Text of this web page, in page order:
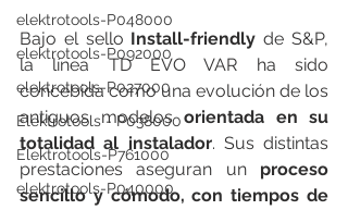
elektrotools-P048000
elektrotools-P092000
elektrotools-P027000
Elektrotools - P038000
Elektrotools-P761000
elektrotools-P040000
Bajo el sello Install-friendly de S&P,
la línea TD EVO VAR ha sido
concebida como una evolución de los
antiguos modelos orientada en su
totalidad al instalador. Sus distintas
prestaciones aseguran un proceso
sencillo y cómodo, con tiempos de